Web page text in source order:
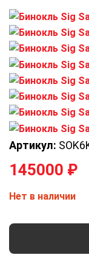
Артикул:
145000 ₽
Нет в наличии